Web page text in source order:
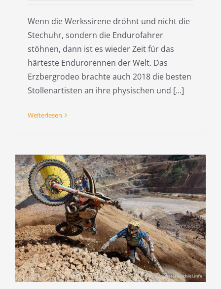
Wenn die Werkssirene dröhnt und nicht die
Stechuhr, sondern die Endurofahrer
stöhnen, dann ist es wieder Zeit für das
härteste Endurorennen der Welt. Das
Erzbergrodeo brachte auch 2018 die besten
Stollenartisten an ihre physischen und [...]
Weiterlesen